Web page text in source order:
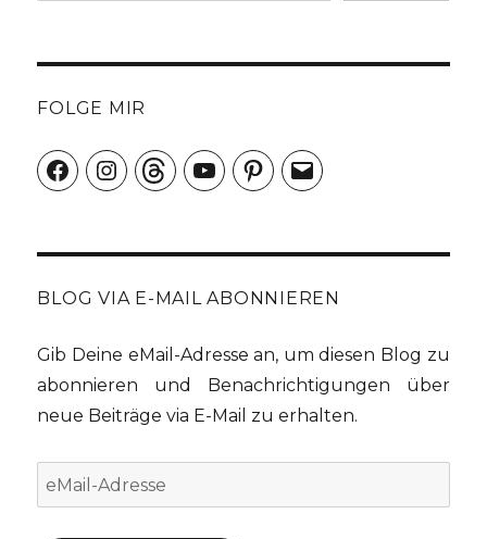
FOLGE MIR
FacebookInstagramThreadsYouTubePinterest
E-
Mail
BLOG VIA E-MAIL ABONNIEREN
Gib Deine eMail-Adresse an, um diesen Blog zu
abonnieren und Benachrichtigungen über
neue Beiträge via E-Mail zu erhalten.
eMail-
Adresse